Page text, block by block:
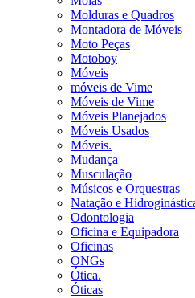
Molduras e Quadros
Montadora de Móveis
Moto Peças
Motoboy
Móveis
móveis de Vime
Móveis de Vime
Móveis Planejados
Móveis Usados
Móveis.
Mudança
Musculação
Músicos e Orquestras
Natação e
Odontologia
Oficina e Equipadora
Oficinas
ONGs
Ótica.
Óticas